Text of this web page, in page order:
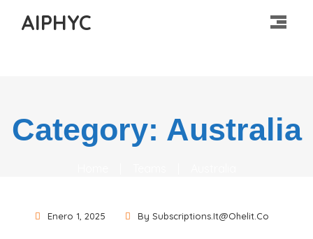
AIPHYC
Category: Australia
Enero 1, 2025 By Subscriptions.it@ohelit.co